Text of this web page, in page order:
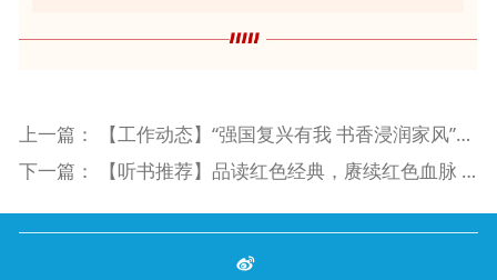
上一篇：
【工作动态】“强国复兴有我 书香浸润家风”七一读书会
下一篇：
【听书推荐】品读红色经典，赓续红色血脉 | 庆祝中国共产党成立102周年主题书单